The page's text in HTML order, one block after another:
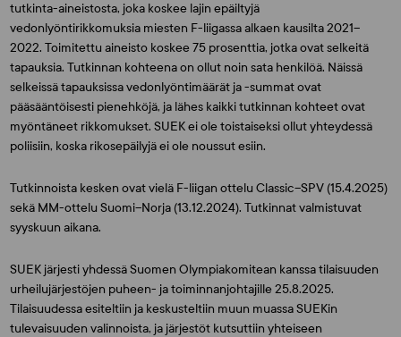
tutkinta-aineistosta, joka koskee lajin epäiltyjä
vedonlyöntirikkomuksia miesten F-liigassa alkaen kausilta 2021–
2022. Toimitettu aineisto koskee 75 prosenttia, jotka ovat selkeitä
tapauksia. Tutkinnan kohteena on ollut noin sata henkilöä. Näissä
selkeissä tapauksissa vedonlyöntimäärät ja -summat ovat
pääsääntöisesti pienehköjä, ja lähes kaikki tutkinnan kohteet ovat
myöntäneet rikkomukset. SUEK ei ole toistaiseksi ollut yhteydessä
poliisiin, koska rikosepäilyjä ei ole noussut esiin.
Tutkinnoista kesken ovat vielä F-liigan ottelu Classic–SPV (15.4.2025)
sekä MM-ottelu Suomi–Norja (13.12.2024). Tutkinnat valmistuvat
syyskuun aikana.
SUEK järjesti yhdessä Suomen Olympiakomitean kanssa tilaisuuden
urheilujärjestöjen puheen- ja toiminnanjohtajille 25.8.2025.
Tilaisuudessa esiteltiin ja keskusteltiin muun muassa SUEKin
tulevaisuuden valinnoista, ja järjestöt kutsuttiin yhteiseen